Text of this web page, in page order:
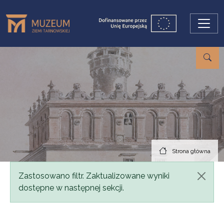
Strona główna
Komunikat
Zastosowano filtr. Zaktualizowane wyniki
dostępne w następnej sekcji.